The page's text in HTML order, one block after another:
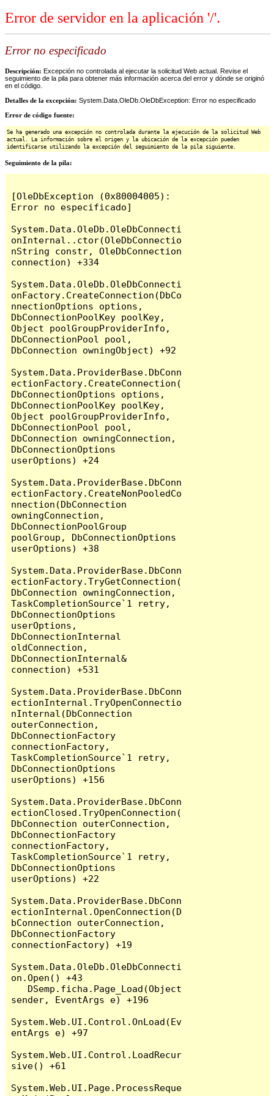
Error de servidor en la aplicación '/'.
Error no especificado
Descripción: Excepción no controlada al ejecutar la solicitud Web actual. Revise el
seguimiento de la pila para obtener más información acerca del error y dónde se originó
en el código.
Detalles de la excepción: System.Data.OleDb.OleDbException: Error no especificado
Error de código fuente:
Se ha generado una excepción no controlada durante la ejecución de la solicitud Web
actual. La información sobre el origen y la ubicación de la excepción pueden
identificarse utilizando la excepción del seguimiento de la pila siguiente.
Seguimiento de la pila:
[OleDbException (0x80004005):
Error no especificado]
System.Data.OleDb.OleDbConnecti
onInternal..ctor(OleDbConnectio
nString constr, OleDbConnection
connection) +334
System.Data.OleDb.OleDbConnecti
onFactory.CreateConnection(DbCo
nnectionOptions options,
DbConnectionPoolKey poolKey,
Object poolGroupProviderInfo,
DbConnectionPool pool,
DbConnection owningObject) +92
System.Data.ProviderBase.DbConn
ectionFactory.CreateConnection(
DbConnectionOptions options,
DbConnectionPoolKey poolKey,
Object poolGroupProviderInfo,
DbConnectionPool pool,
DbConnection owningConnection,
DbConnectionOptions
userOptions) +24
System.Data.ProviderBase.DbConn
ectionFactory.CreateNonPooledCo
nnection(DbConnection
owningConnection,
DbConnectionPoolGroup
poolGroup, DbConnectionOptions
userOptions) +38
System.Data.ProviderBase.DbConn
ectionFactory.TryGetConnection(
DbConnection owningConnection,
TaskCompletionSource`1 retry,
DbConnectionOptions
userOptions,
DbConnectionInternal
oldConnection,
DbConnectionInternal&
connection) +531
System.Data.ProviderBase.DbConn
ectionInternal.TryOpenConnectio
nInternal(DbConnection
outerConnection,
DbConnectionFactory
connectionFactory,
TaskCompletionSource`1 retry,
DbConnectionOptions
userOptions) +156
System.Data.ProviderBase.DbConn
ectionClosed.TryOpenConnection(
DbConnection outerConnection,
DbConnectionFactory
connectionFactory,
TaskCompletionSource`1 retry,
DbConnectionOptions
userOptions) +22
System.Data.ProviderBase.DbConn
ectionInternal.OpenConnection(D
bConnection outerConnection,
DbConnectionFactory
connectionFactory) +19
System.Data.OleDb.OleDbConnecti
on.Open() +43
sender, EventArgs e) +196
System.Web.UI.Control.OnLoad(Ev
entArgs e) +97
System.Web.UI.Control.LoadRecur
sive() +61
System.Web.UI.Page.ProcessReque